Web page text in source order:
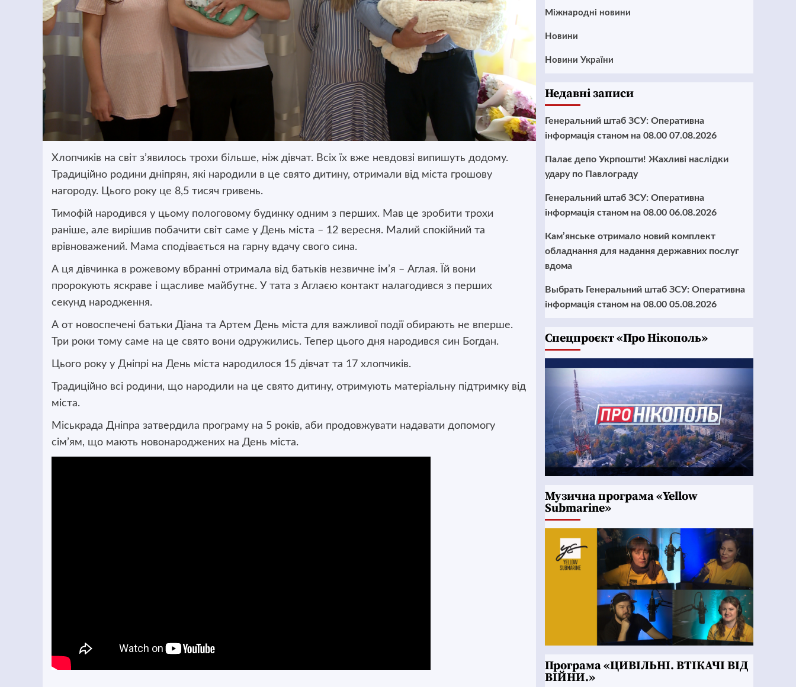
Хлопчиків на світ з’явилось трохи більше, ніж дівчат. Всіх їх вже невдовзі випишуть додому.
Традиційно родини дніпрян, які народили в це свято дитину, отримали від міста грошову
нагороду. Цього року це 8,5 тисяч гривень.
Тимофій народився у цьому пологовому будинку одним з перших. Мав це зробити трохи
раніше, але вирішив побачити світ саме у День міста – 12 вересня. Малий спокійний та
врівноважений. Мама сподівається на гарну вдачу свого сина.
А ця дівчинка в рожевому вбранні отримала від батьків незвичне ім’я – Аглая. Їй вони
пророкують яскраве і щасливе майбутнє. У тата з Аглаєю контакт налагодився з перших
секунд народження.
А от новоспечені батьки Діана та Артем День міста для важливої події обирають не вперше.
Три роки тому саме на це свято вони одружились. Тепер цього дня народився син Богдан.
Цього року у Дніпрі на День міста народилося 15 дівчат та 17 хлопчиків.
Традиційно всі родини, що народили на це свято дитину, отримують матеріальну підтримку від
міста.
Міськрада Дніпра затвердила програму на 5 років, аби продовжувати надавати допомогу
сім’ям, що мають новонароджених на День міста.
Міжнародні новини
Новини
Новини України
Недавні записи
Генеральний штаб ЗСУ: Оперативна
інформація станом на 08.00 07.08.2026
Палає депо Укрпошти! Жахливі наслідки
удару по Павлограду
Генеральний штаб ЗСУ: Оперативна
інформація станом на 08.00 06.08.2026
Кам’янське отримало новий комплект
обладнання для надання державних послуг
вдома
Выбрать Генеральний штаб ЗСУ: Оперативна
інформація станом на 08.00 05.08.2026
Cпецпроєкт «Про Нікополь»
Музична програма «Yellow
Submarine»
Програма «ЦИВІЛЬНІ. ВТІКАЧІ ВІД
ВІЙНИ.»